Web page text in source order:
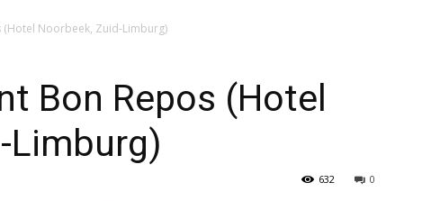
(Hotel Noorbeek, Zuid-Limburg)
Bon Repos (Hotel
Limburg)
0
632